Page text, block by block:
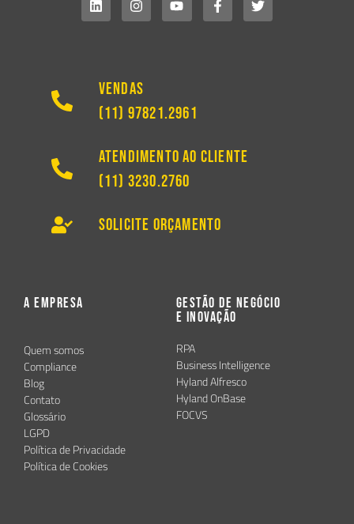
Vendas
(11) 97821.2961
Atendimento ao Cliente
(11) 3230.2760
Solicite Orçamento
A Empresa
Quem somos
Compliance
Blog
Contato
Glossário
LGPD
Política de Privacidade
Política de Cookies
Gestão de Negócio
e Inovação
RPA
Business Intelligence
Hyland Alfresco
Hyland OnBase
FOCVS